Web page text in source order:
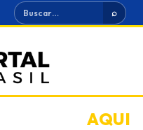
Buscar ⌕
ANUNCIEAQUI